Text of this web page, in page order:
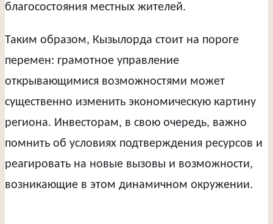
благосостояния местных жителей.
Таким образом, Кызылорда стоит на пороге
перемен: грамотное управление
открывающимися возможностями может
существенно изменить экономическую картину
региона. Инвесторам, в свою очередь, важно
помнить об условиях подтверждения ресурсов и
реагировать на новые вызовы и возможности,
возникающие в этом динамичном окружении.